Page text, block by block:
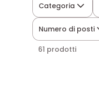
Categoria
Numero di posti
61 prodotti